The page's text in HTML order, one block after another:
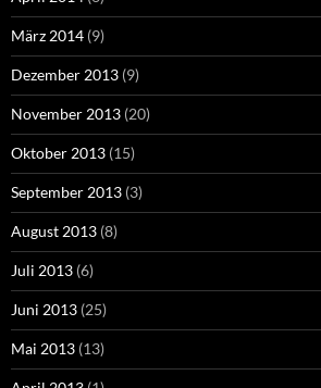
März 2014 (9)
Dezember 2013 (9)
November 2013 (20)
Oktober 2013 (15)
September 2013 (3)
August 2013 (8)
Juli 2013 (6)
Juni 2013 (25)
Mai 2013 (13)